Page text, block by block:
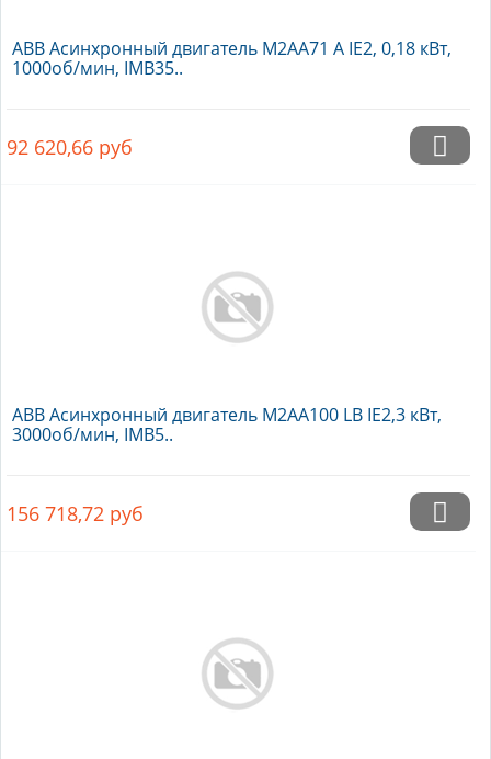
ABB Асинхронный двигатель M2AA71 A IE2, 0,18 кВт,
1000об/мин, IMB35..
92 620,66 руб
ABB Асинхронный двигатель M2AA100 LB IE2,3 кВт,
3000об/мин, IMB5..
156 718,72 руб